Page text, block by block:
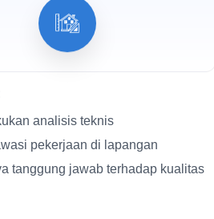
analisis teknis
pekerjaan di lapangan
tanggung jawab terhadap kualitas